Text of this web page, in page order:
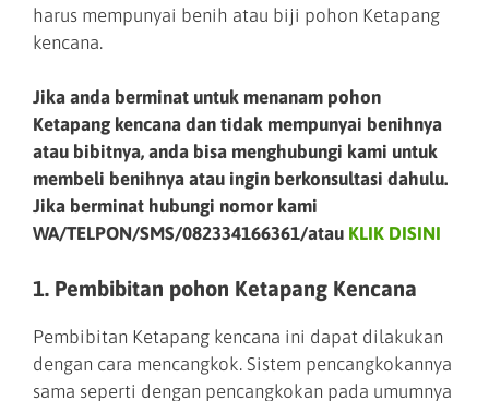
harus mempunyai benih atau biji pohon Ketapang
kencana.
Jika anda berminat untuk menanam pohon
Ketapang kencana dan tidak mempunyai benihnya
atau bibitnya, anda bisa menghubungi kami untuk
membeli benihnya atau ingin berkonsultasi dahulu.
Jika berminat hubungi nomor kami
WA/TELPON/SMS/082334166361/atau KLIK DISINI
1. Pembibitan pohon Ketapang Kencana
Pembibitan Ketapang kencana ini dapat dilakukan
dengan cara mencangkok. Sistem pencangkokannya
sama seperti dengan pencangkokan pada umumnya